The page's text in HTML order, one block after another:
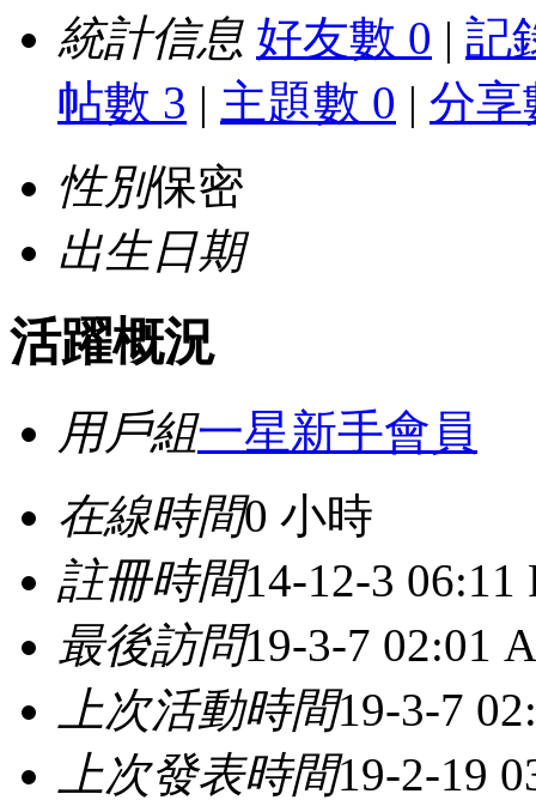
統計信息 好友數 0 | 記
帖數 3 | 主題數 0 | 分享
性別保密
出生日期
活躍概況
用戶組一星新手會員
在線時間0 小時
註冊時間14-12-3 06:11
最後訪問19-3-7 02:01
上次活動時間19-3-7
上次發表時間19-2-19